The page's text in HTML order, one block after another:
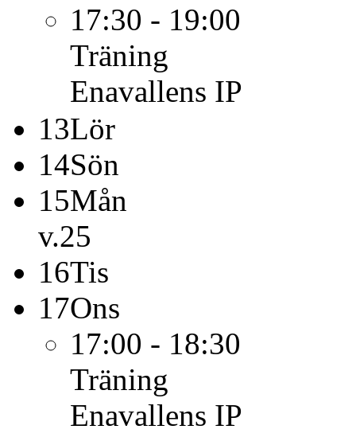
17:30 - 19:00
Träning
Enavallens IP
13Lör
14Sön
15Mån
v.25
16Tis
17Ons
17:00 - 18:30
Träning
Enavallens IP